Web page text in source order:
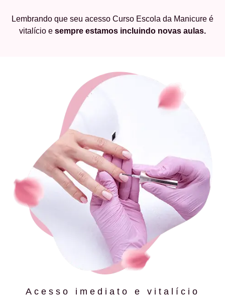
Lembrando que seu acesso Curso Escola da Manicure é
vitalício e sempre estamos incluindo novas aulas.
Acesso imediato e vitalício